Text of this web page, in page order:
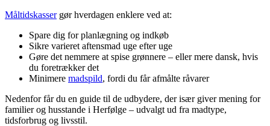
Måltidskassergør hverdagen enklere ved at:
Spare dig for planlægning og indkøb
Sikre varieret aftensmad uge efter uge
Gøre det nemmere at spise grønnere – eller mere dansk, hvis
du foretrækker det
Minimere madspild, fordi du får afmålte råvarer
Nedenfor får du en guide til de udbydere, der især giver mening for
familier og husstande i Herfølge – udvalgt ud fra madtype,
tidsforbrug og livsstil.